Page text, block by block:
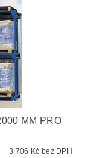
MM PRO
3 706 Kč bez DPH